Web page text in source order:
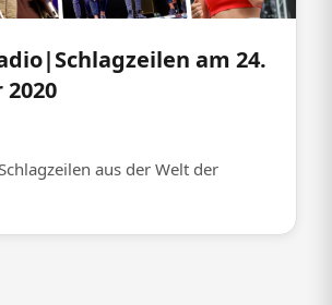
am 24.
aus der Welt der